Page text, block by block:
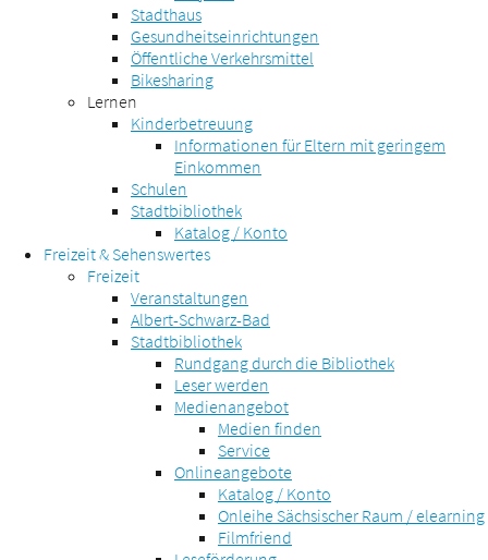
Stadthaus
Gesundheitseinrichtungen
Öffentliche Verkehrsmittel
Bikesharing
Lernen
Kinderbetreuung
Informationen für Eltern mit geringem
Einkommen
Schulen
Stadtbibliothek
Katalog / Konto
Freizeit & Sehenswertes
Freizeit
Veranstaltungen
Albert-Schwarz-Bad
Stadtbibliothek
Rundgang durch die Bibliothek
Leser werden
Medienangebot
Medien finden
Service
Onlineangebote
Katalog / Konto
Onleihe Sächsischer Raum / elearning
Filmfriend